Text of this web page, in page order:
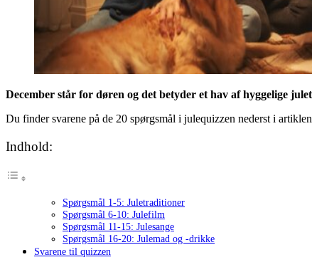
December står for døren og det betyder et hav af hyggelige
Du finder svarene på de 20 spørgsmål i julequizzen nederst i
Indhold:
Spørgsmål 1-5: Juletraditioner
Spørgsmål 6-10: Julefilm
Spørgsmål 11-15: Julesange
Spørgsmål 16-20: Julemad og -drikke
Svarene til quizzen